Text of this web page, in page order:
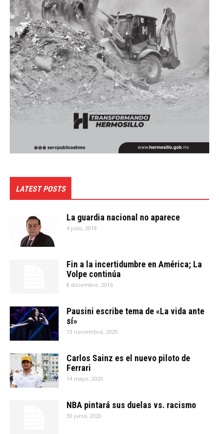
LATEST POSTS
La guardia nacional no aparece
4 julio, 2019
Fin a la incertidumbre en América; La
Volpe continúa
8 diciembre, 2016
Pausini escribe tema de «La vida ante
sí»
13 noviembre, 2020
Carlos Sainz es el nuevo piloto de
Ferrari
14 mayo, 2020
NBA pintará sus duelas vs. racismo
30 junio, 2020